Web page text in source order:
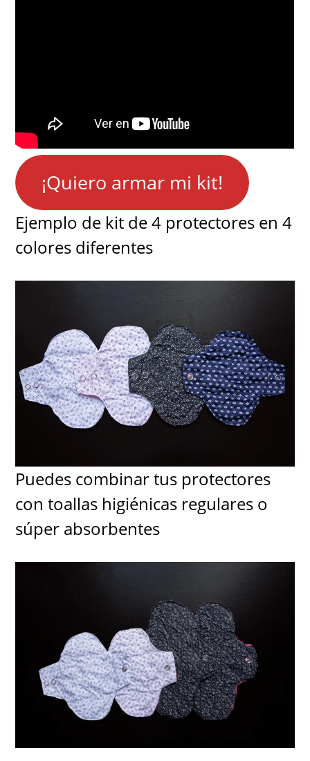
¡Quiero armar mi kit!
Ejemplo de kit de 4 protectores en 4
colores diferentes
Puedes combinar tus protectores
con toallas higiénicas regulares o
súper absorbentes